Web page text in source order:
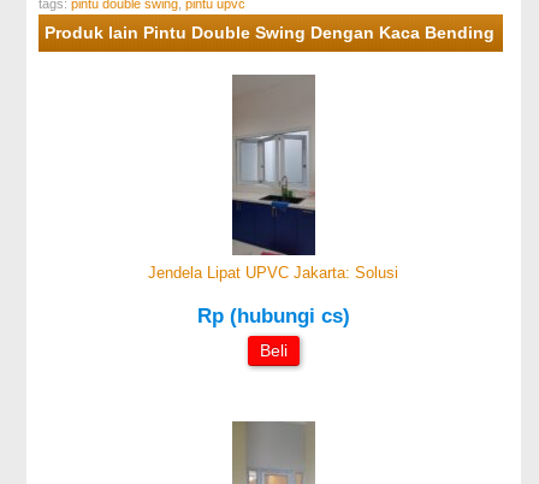
tags:pintu double swing ,pintu upvc
Produk lain Pintu Double Swing Dengan Kaca Bending
Jendela Lipat UPVC Jakarta: Solusi
Rp (hubungi cs)
Beli